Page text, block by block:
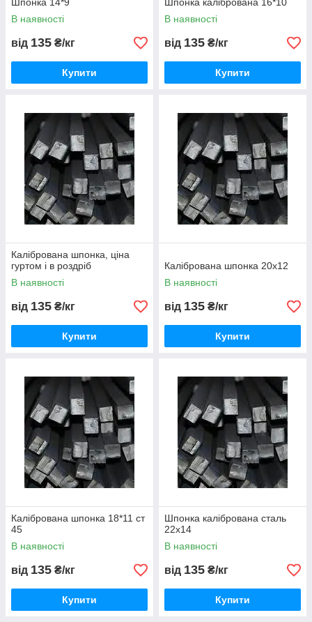
В наявності
від 135 ₴/кг
Купити
В наявності
від 135 ₴/кг
Купити
Калібрована шпонка, ціна
гуртом і в роздріб
В наявності
від 135 ₴/кг
Купити
Калібрована шпонка 20х12
В наявності
від 135 ₴/кг
Купити
Калібрована шпонка 18*11 ст
45
В наявності
від 135 ₴/кг
Купити
Шпонка калібрована сталь
22х14
В наявності
від 135 ₴/кг
Купити